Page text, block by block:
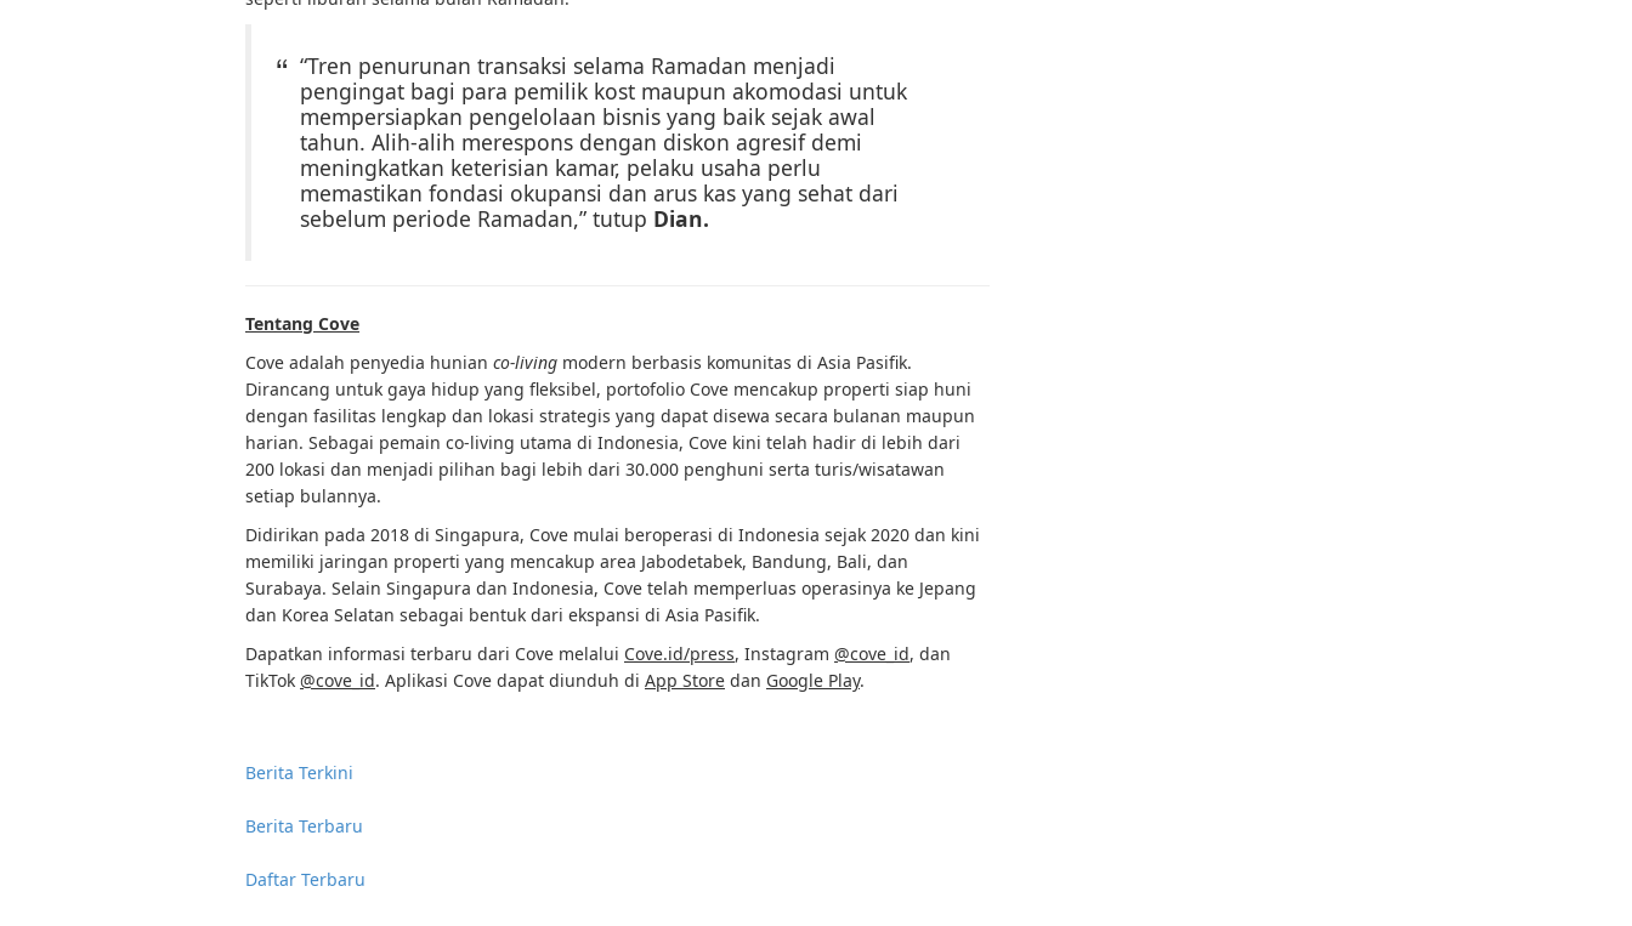
“Tren penurunan transaksi selama Ramadan menjadi
pengingat bagi para pemilik kost maupun akomodasi untuk
mempersiapkan pengelolaan bisnis yang baik sejak awal
tahun. Alih-alih merespons dengan diskon agresif demi
meningkatkan keterisian kamar, pelaku usaha perlu
memastikan fondasi okupansi dan arus kas yang sehat dari
sebelum periode Ramadan,” tutup Dian.
Tentang Cove
Cove adalah penyedia hunian co-living modern berbasis komunitas di Asia Pasifik.
Dirancang untuk gaya hidup yang fleksibel, portofolio Cove mencakup properti siap huni
dengan fasilitas lengkap dan lokasi strategis yang dapat disewa secara bulanan maupun
harian. Sebagai pemain co-living utama di Indonesia, Cove kini telah hadir di lebih dari
200 lokasi dan menjadi pilihan bagi lebih dari 30.000 penghuni serta turis/wisatawan
setiap bulannya.
Didirikan pada 2018 di Singapura, Cove mulai beroperasi di Indonesia sejak 2020 dan kini
memiliki jaringan properti yang mencakup area Jabodetabek, Bandung, Bali, dan
Surabaya. Selain Singapura dan Indonesia, Cove telah memperluas operasinya ke Jepang
dan Korea Selatan sebagai bentuk dari ekspansi di Asia Pasifik.
Dapatkan informasi terbaru dari Cove melalui Cove.id/press, Instagram @cove_id, dan
TikTok @cove_id. Aplikasi Cove dapat diunduh di App Store dan Google Play.
Berita Terkini
Berita Terbaru
Daftar Terbaru